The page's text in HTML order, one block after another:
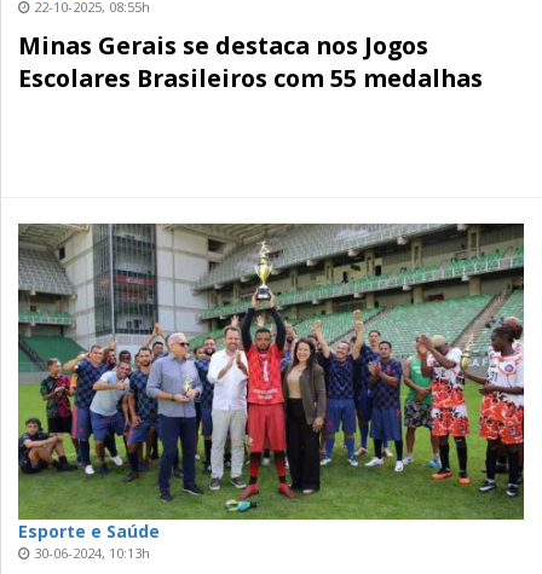
22-10-2025, 08:55h
Minas Gerais se destaca nos Jogos
Escolares Brasileiros com 55 medalhas
Esporte e Saúde
30-06-2024, 10:13h